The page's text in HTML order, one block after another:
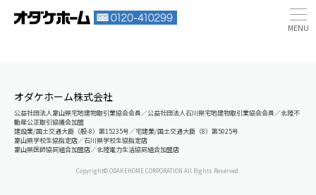
オダケホーム株式会社
公益社団法人富山県宅地建物取引業協会会員／公益社団法人石川県宅地建物取引業協会会員／北陸不
動産公正取引協議会加盟
建設業/国土交通大臣（般-8）第15235号／宅建業/国土交通大臣（8）第5025号
富山県学校生協指定店／石川県学校生協指定店
富山県医師協同組合加盟店／北陸電力生活協同組合加盟店
Copyright© ODAKEHOME CORPORATION All Rights Reserved.